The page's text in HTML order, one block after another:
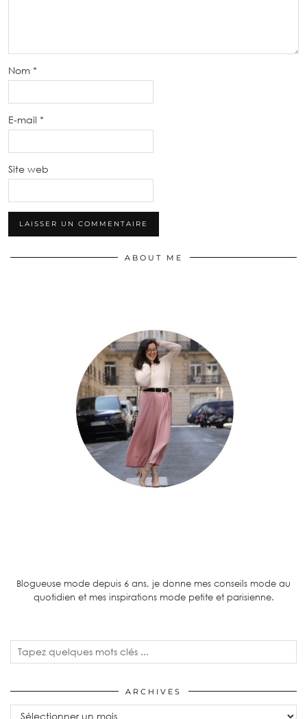
Nom *
E-mail *
Site web
ABOUT ME
Blogueuse mode depuis 6 ans, je donne mes conseils mode au
quotidien et mes inspirations mode petite et parisienne.
ARCHIVES